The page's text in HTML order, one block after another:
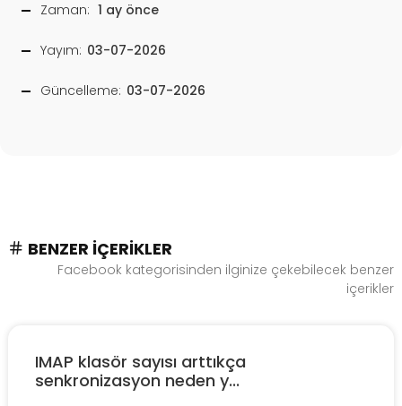
Zaman: 1 ay önce
Yayım: 03-07-2026
Güncelleme: 03-07-2026
BENZER İÇERIKLER
Facebook kategorisinden ilginize çekebilecek benzer
içerikler
IMAP klasör sayısı arttıkça
senkronizasyon neden y...